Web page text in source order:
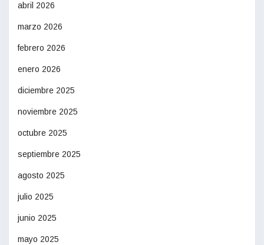
abril 2026
marzo 2026
febrero 2026
enero 2026
diciembre 2025
noviembre 2025
octubre 2025
septiembre 2025
agosto 2025
julio 2025
junio 2025
mayo 2025